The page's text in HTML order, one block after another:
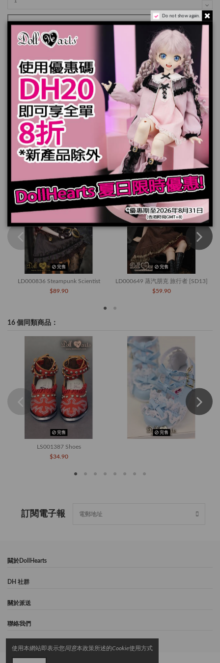
加入購物車
規格
您也可能喜歡
完售
LD000836 Steampunk Scientist
$89.90
完售
LD000649 蒸汽朋克 旅行者 [SD13]
$59.90
16 個同類商品：
完售
LS001387 Shoes
$34.90
完售
訂閱電子報
闗於DollHearts
DH 社群
關於派送
聯絡我們
Do not show again.
使用本網站即表示您同意本政策所述的Cookie使用方式